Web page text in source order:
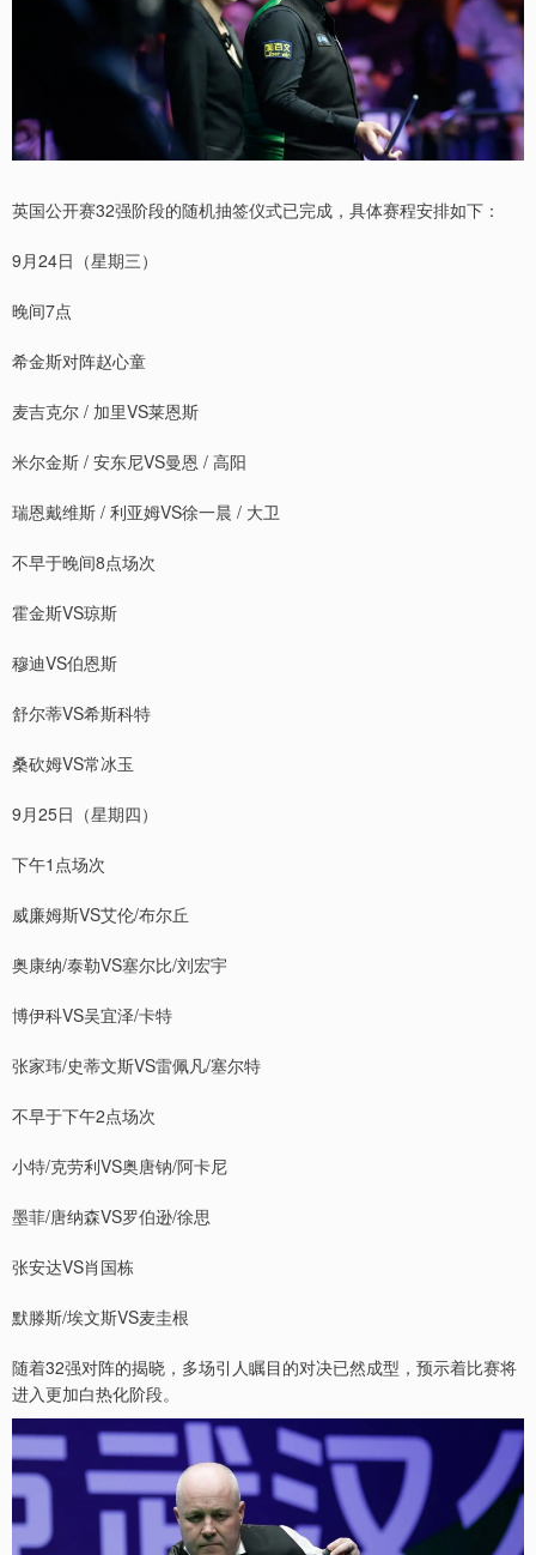
英国公开赛32强阶段的随机抽签仪式已完成，具体赛程安排如下：
9月24日（星期三）
晚间7点
希金斯对阵赵心童
麦吉克尔 / 加里VS莱恩斯
米尔金斯 / 安东尼VS曼恩 / 高阳
瑞恩戴维斯 / 利亚姆VS徐一晨 / 大卫
不早于晚间8点场次
霍金斯VS琼斯
穆迪VS伯恩斯
舒尔蒂VS希斯科特
桑砍姆VS常冰玉
9月25日（星期四）
下午1点场次
威廉姆斯VS艾伦/布尔丘
奥康纳/泰勒VS塞尔比/刘宏宇
博伊科VS吴宜泽/卡特
张家玮/史蒂文斯VS雷佩凡/塞尔特
不早于下午2点场次
小特/克劳利VS奥唐钠/阿卡尼
墨菲/唐纳森VS罗伯逊/徐思
张安达VS肖国栋
默滕斯/埃文斯VS麦圭根
随着32强对阵的揭晓，多场引人瞩目的对决已然成型，预示着比赛将
进入更加白热化阶段。